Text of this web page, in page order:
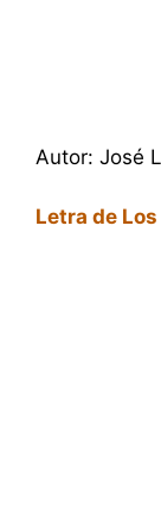
Autor: José
Letra de